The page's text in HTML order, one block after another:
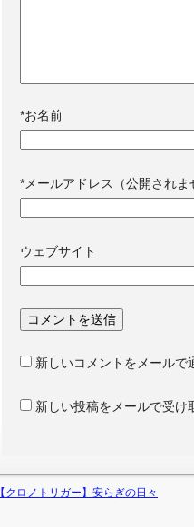
*お名前
* メールアドレス（公開されま
ウェブサイト
新しいコメントをメールで
新しい投稿をメールで受け
【クロノトリガー】安らぎの日々